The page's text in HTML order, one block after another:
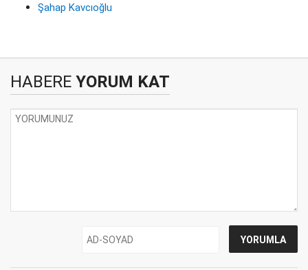
Şahap Kavcıoğlu
HABERE YORUM KAT